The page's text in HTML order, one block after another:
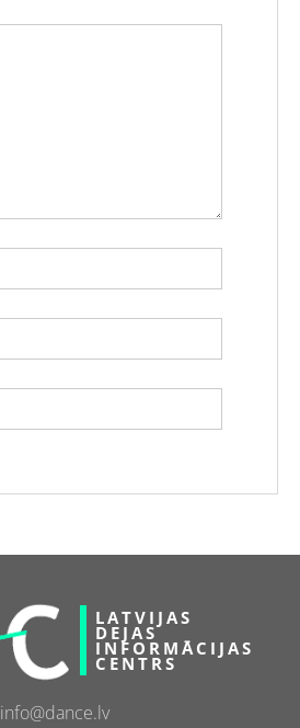
LATVIJAS
DEJAS
INFORMĀCIJAS
CENTRS
info@dance.lv